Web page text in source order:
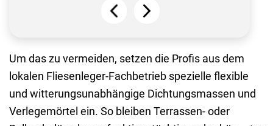
Um das zu vermeiden, setzen die Profis aus dem
lokalen Fliesenleger-Fachbetrieb spezielle flexible
und witterungsunabhängige Dichtungsmassen und
Verlegemörtel ein. So bleiben Terrassen- oder